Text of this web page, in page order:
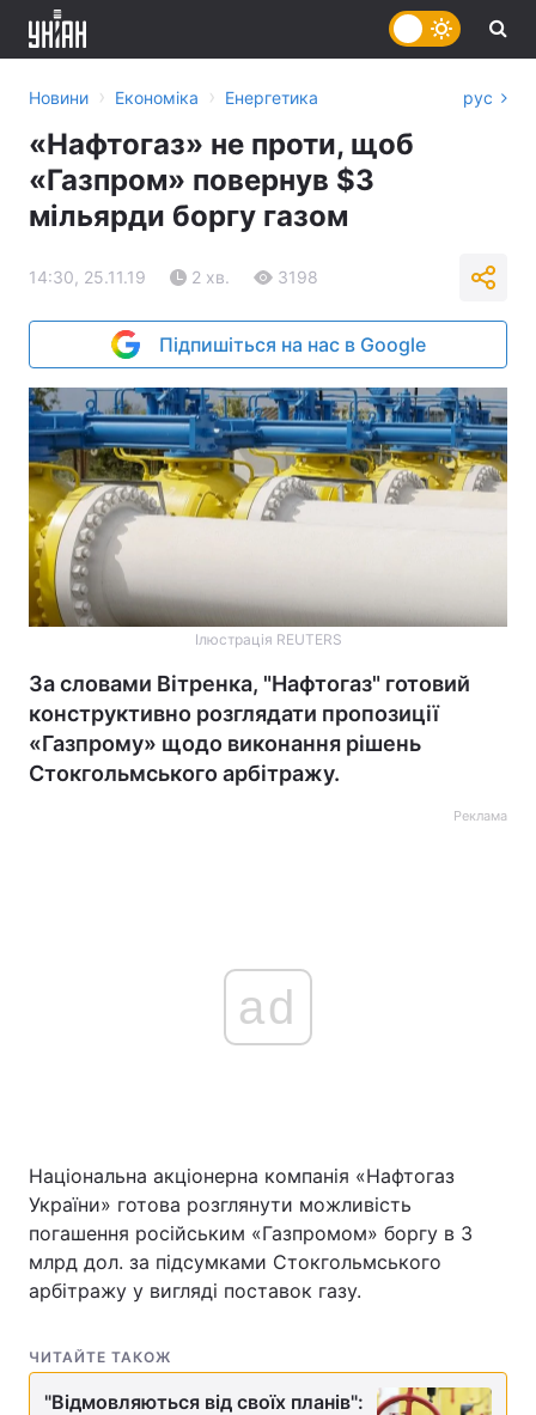
Головна Війна
Україна Політика
Економіка
Новини › Економіка › Енергетика рус
«Нафтогаз» не проти, щоб
«Газпром» повернув $3
мільярди боргу газом
14:30, 25.11.19 2 хв. 3198
Підпишіться на нас в Google
Ілюстрація REUTERS
За словами Вітренка, "Нафтогаз" готовий
конструктивно розглядати пропозиції
«Газпрому» щодо виконання рішень
Стокгольмського арбітражу.
Реклама
ad
Національна акціонерна компанія «Нафтогаз
України» готова розглянути можливість
погашення російським «Газпромом» боргу в 3
млрд дол. за підсумками Стокгольмського
арбітражу у вигляді поставок газу.
ЧИТАЙТЕ ТАКОЖ
"Відмовляються від своїх планів":